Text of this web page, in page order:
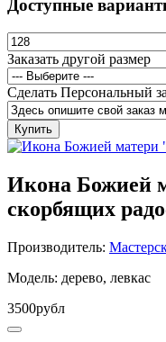
Доступные
Заказать другой размер
Сделать Персональный
Купить
Икона Божией
скорбящих
Производитель:
Модель: дерево, левкас
3500рубл